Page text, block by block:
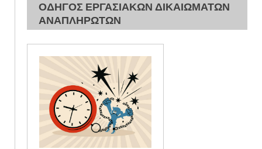
ΟΔΗΓΟΣ ΕΡΓΑΣΙΑΚΩΝ ΔΙΚΑΙΩΜΑΤΩΝ
ΑΝΑΠΛΗΡΩΤΩΝ